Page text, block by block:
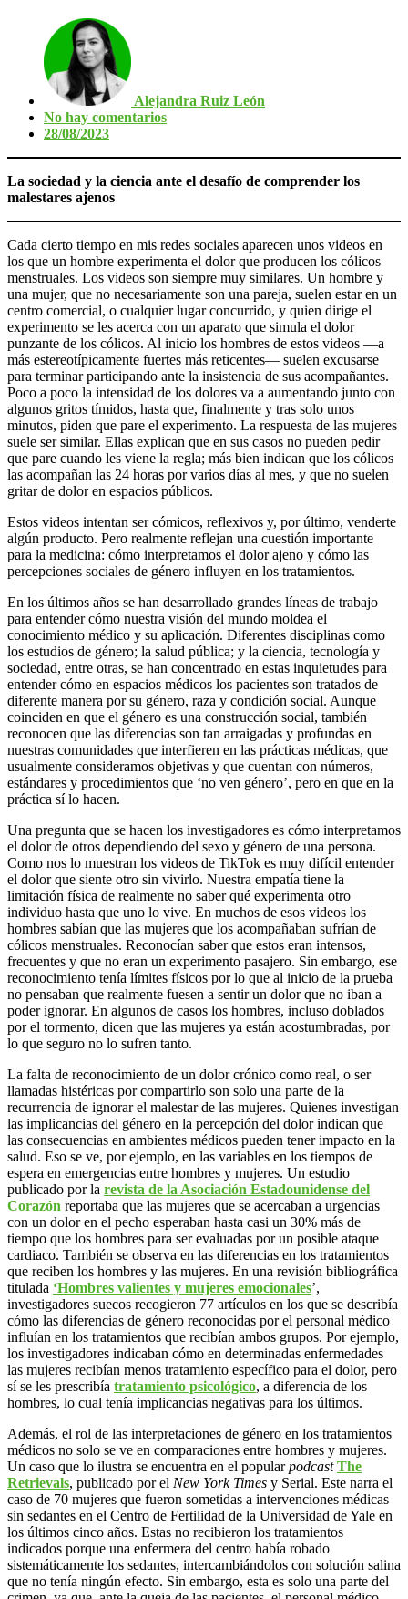
Alejandra Ruiz León
No hay comentarios
28/08/2023
La sociedad y la ciencia ante el desafío de comprender los
malestares ajenos
Cada cierto tiempo en mis redes sociales aparecen unos videos en
los que un hombre experimenta el dolor que producen los cólicos
menstruales. Los videos son siempre muy similares. Un hombre y
una mujer, que no necesariamente son una pareja, suelen estar en un
centro comercial, o cualquier lugar concurrido, y quien dirige el
experimento se les acerca con un aparato que simula el dolor
punzante de los cólicos. Al inicio los hombres de estos videos —a
más estereotípicamente fuertes más reticentes— suelen excusarse
para terminar participando ante la insistencia de sus acompañantes.
Poco a poco la intensidad de los dolores va a aumentando junto con
algunos gritos tímidos, hasta que, finalmente y tras solo unos
minutos, piden que pare el experimento. La respuesta de las mujeres
suele ser similar. Ellas explican que en sus casos no pueden pedir
que pare cuando les viene la regla; más bien indican que los cólicos
las acompañan las 24 horas por varios días al mes, y que no suelen
gritar de dolor en espacios públicos.
Estos videos intentan ser cómicos, reflexivos y, por último, venderte
algún producto. Pero realmente reflejan una cuestión importante
para la medicina: cómo interpretamos el dolor ajeno y cómo las
percepciones sociales de género influyen en los tratamientos.
En los últimos años se han desarrollado grandes líneas de trabajo
para entender cómo nuestra visión del mundo moldea el
conocimiento médico y su aplicación. Diferentes disciplinas como
los estudios de género; la salud pública; y la ciencia, tecnología y
sociedad, entre otras, se han concentrado en estas inquietudes para
entender cómo en espacios médicos los pacientes son tratados de
diferente manera por su género, raza y condición social. Aunque
coinciden en que el género es una construcción social, también
reconocen que las diferencias son tan arraigadas y profundas en
nuestras comunidades que interfieren en las prácticas médicas, que
usualmente consideramos objetivas y que cuentan con números,
estándares y procedimientos que ‘no ven género’, pero en que en la
práctica sí lo hacen.
Una pregunta que se hacen los investigadores es cómo interpretamos
el dolor de otros dependiendo del sexo y género de una persona.
Como nos lo muestran los videos de TikTok es muy difícil entender
el dolor que siente otro sin vivirlo. Nuestra empatía tiene la
limitación física de realmente no saber qué experimenta otro
individuo hasta que uno lo vive. En muchos de esos videos los
hombres sabían que las mujeres que los acompañaban sufrían de
cólicos menstruales. Reconocían saber que estos eran intensos,
frecuentes y que no eran un experimento pasajero. Sin embargo, ese
reconocimiento tenía límites físicos por lo que al inicio de la prueba
no pensaban que realmente fuesen a sentir un dolor que no iban a
poder ignorar. En algunos de casos los hombres, incluso doblados
por el tormento, dicen que las mujeres ya están acostumbradas, por
lo que seguro no lo sufren tanto.
La falta de reconocimiento de un dolor crónico como real, o ser
llamadas histéricas por compartirlo son solo una parte de la
recurrencia de ignorar el malestar de las mujeres. Quienes investigan
las implicancias del género en la percepción del dolor indican que
las consecuencias en ambientes médicos pueden tener impacto en la
salud. Eso se ve, por ejemplo, en las variables en los tiempos de
espera en emergencias entre hombres y mujeres. Un estudio
publicado por la revista de la Asociación Estadounidense del
Corazón reportaba que las mujeres que se acercaban a urgencias
con un dolor en el pecho esperaban hasta casi un 30% más de
tiempo que los hombres para ser evaluadas por un posible ataque
cardiaco. También se observa en las diferencias en los tratamientos
que reciben los hombres y las mujeres. En una revisión bibliográfica
titulada ‘Hombres valientes y mujeres emocionales’,
investigadores suecos recogieron 77 artículos en los que se describía
cómo las diferencias de género reconocidas por el personal médico
influían en los tratamientos que recibían ambos grupos. Por ejemplo,
los investigadores indicaban cómo en determinadas enfermedades
las mujeres recibían menos tratamiento específico para el dolor, pero
sí se les prescribía tratamiento psicológico, a diferencia de los
hombres, lo cual tenía implicancias negativas para los últimos.
Además, el rol de las interpretaciones de género en los tratamientos
médicos no solo se ve en comparaciones entre hombres y mujeres.
Un caso que lo ilustra se encuentra en el popularpodcast The
Retrievals, publicado por el New York Times y Serial. Este narra el
caso de 70 mujeres que fueron sometidas a intervenciones médicas
sin sedantes en el Centro de Fertilidad de la Universidad de Yale en
los últimos cinco años. Estas no recibieron los tratamientos
indicados porque una enfermera del centro había robado
sistemáticamente los sedantes, intercambiándolos con solución salina
que no tenía ningún efecto. Sin embargo, esta es solo una parte del